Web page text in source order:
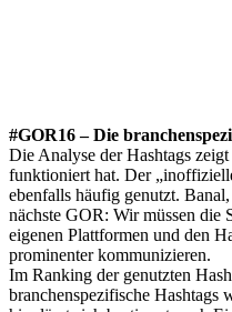
#GOR16 – Die
Die Analyse der Hashtags
funktioniert hat. Der
ebenfalls häufig genutzt.
nächste GOR: Wir müssen die
eigenen Plattformen und den
prominenter kommunizieren.
Im Ranking der genutzten
branchenspezifische